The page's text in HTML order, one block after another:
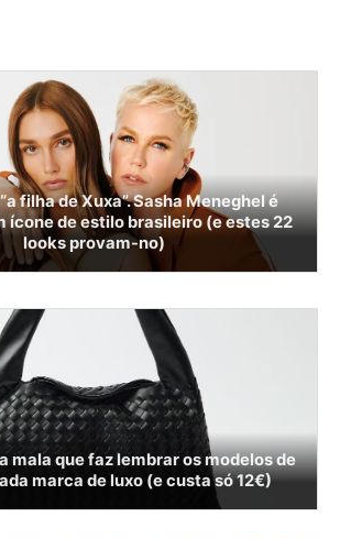
filha de Xuxa”. Sasha Meneghel é
ícone de estilo brasileiro (e estes 22
looks provam-no)
mala que faz lembrar os modelos de
marca de luxo (e custa só 12€)